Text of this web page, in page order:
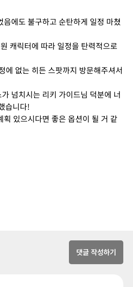
에도 불구하고 순탄하게 일정 마쳤
캐릭터에 따라 일정을 탄력적으로
에 없는 히든 스팟까지 방문해주셔서
넘치시는 리키 가이드님 덕분에 너
습니다!
획 있으시다면 좋은 옵션이 될 거 같
댓글 작성하기